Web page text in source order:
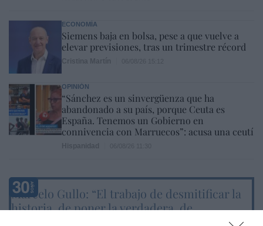
ECONOMÍA
Siemens baja en bolsa, pese a que vuelve a
elevar previsiones, tras un trimestre récord
OPINIÓN
“Sánchez es un sinvergüenza que ha
abandonado a su país, porque Ceuta es
España. Tenemos un Gobierno en
connivencia con Marruecos”: acusa una ceutí
Marcelo Gullo: “El trabajo de desmitificar la
historia, de poner la verdadera, de